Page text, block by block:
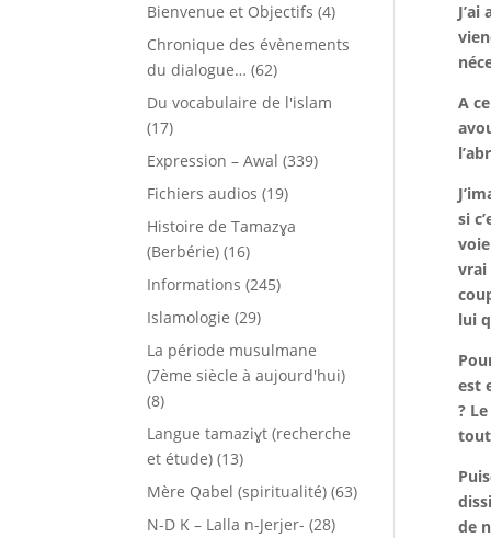
A
si
vrai
lui
est
?
de
Bienvenue et Objectifs (4)
Chronique des évènements
du dialogue… (62)
Du vocabulaire de l'islam
(17)
Expression – Awal (339)
Fichiers audios (19)
Histoire de Tamazɣa
(Berbérie) (16)
Informations (245)
Islamologie (29)
La période musulmane
(7ème siècle à aujourd'hui)
(8)
Langue tamaziɣt (recherche
et étude) (13)
Mère Qabel (spiritualité) (63)
N-D K – Lalla n-Jerjer- (28)